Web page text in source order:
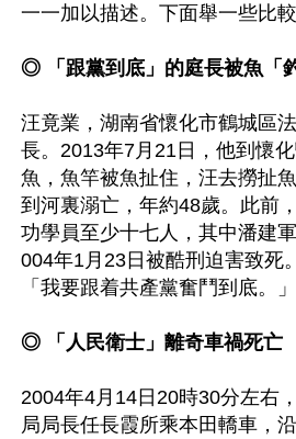
一一加以描述。下面舉一些比較
◎ 「跟黨到底」的庭長被魚「
汪竟業，湖南省懷化市鶴城區
長。2013年7月21日，他到懷
魚，魚竿被魚扯住，汪去撈扯
到河裏溺亡，年約48歲。此前
功學員至少十七人，其中潘建
004年1月23日被酷刑迫害致死
「我要跟着共產黨奮鬥到底。」
◎ 「人民衛士」離奇車禍死亡
2004年4月14日20時30分左右
局局長任長霞所乘本田轎車，